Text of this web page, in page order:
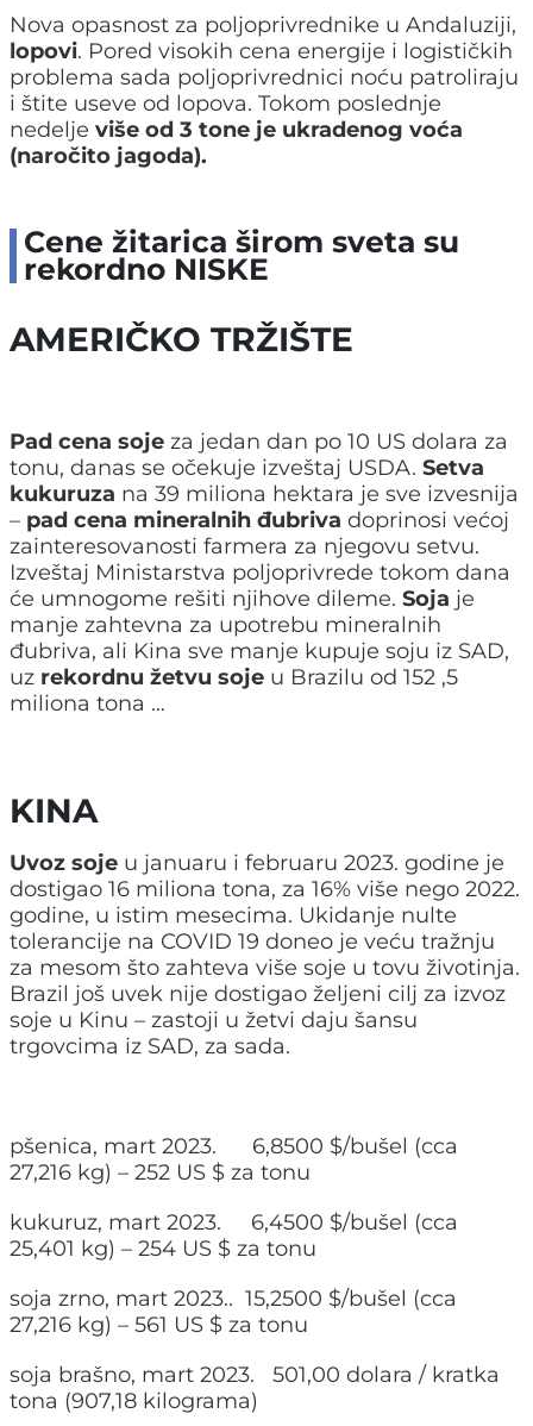
Nova opasnost za poljoprivrednike u Andaluziji,
lopovi. Pored visokih cena energije i logističkih
problema sada poljoprivrednici noću patroliraju
i štite useve od lopova. Tokom poslednje
nedelje više od 3 tone je ukradenog voća
(naročito jagoda).
Cene žitarica širom sveta su
rekordno NISKE
AMERIČKO TRŽIŠTE
Pad cena soje za jedan dan po 10 US dolara za
tonu, danas se očekuje izveštaj USDA. Setva
kukuruza na 39 miliona hektara je sve izvesnija
– pad cena mineralnih đubriva doprinosi većoj
zainteresovanosti farmera za njegovu setvu.
Izveštaj Ministarstva poljoprivrede tokom dana
će umnogome rešiti njihove dileme. Soja je
manje zahtevna za upotrebu mineralnih
đubriva, ali Kina sve manje kupuje soju iz SAD,
uz rekordnu žetvu soje u Brazilu od 152 ,5
miliona tona …
KINA
Uvoz soje u januaru i februaru 2023. godine je
dostigao 16 miliona tona, za 16% više nego 2022.
godine, u istim mesecima. Ukidanje nulte
tolerancije na COVID 19 doneo je veću tražnju
za mesom što zahteva više soje u tovu životinja.
Brazil još uvek nije dostigao željeni cilj za izvoz
soje u Kinu – zastoji u žetvi daju šansu
trgovcima iz SAD, za sada.
pšenica, mart 2023. 6,8500 $/bušel (cca
27,216 kg) – 252 US $ za tonu
kukuruz, mart 2023. 6,4500 $/bušel (cca
25,401 kg) – 254 US $ za tonu
soja zrno, mart 2023.. 15,2500 $/bušel (cca
27,216 kg) – 561 US $ za tonu
soja brašno, mart 2023. 501,00 dolara / kratka
tona (907,18 kilograma)